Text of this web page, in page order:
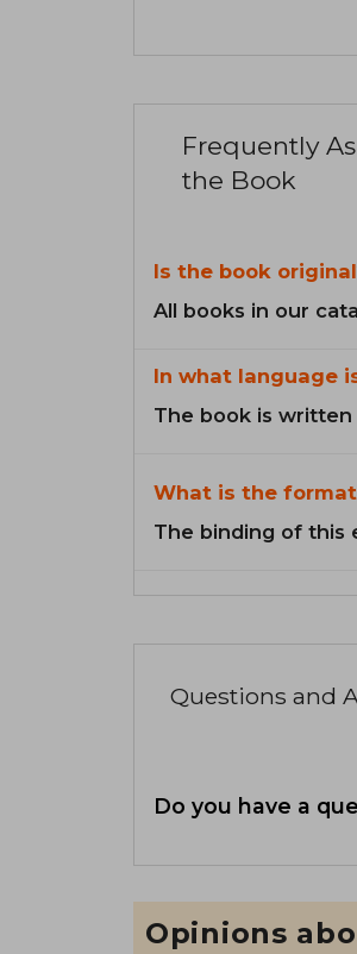
Frequently
the Book
Is the book
All books in our
In what language
The book is written
What is the
The binding of this
Questions and
Do you have a
Opinions